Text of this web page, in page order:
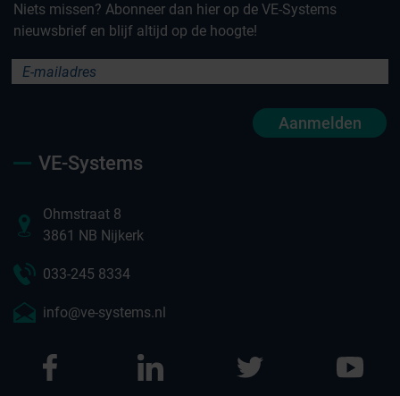
Niets missen? Abonneer dan hier op de VE-Systems
nieuwsbrief en blijf altijd op de hoogte!
Aanmelden
VE-Systems
Ohmstraat 8
3861 NB Nijkerk
033-245 8334
info@ve-systems.nl